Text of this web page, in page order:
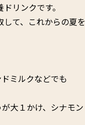
リンクです。
て、これからの夏を
ミルクなどでも
大１かけ、シナモン